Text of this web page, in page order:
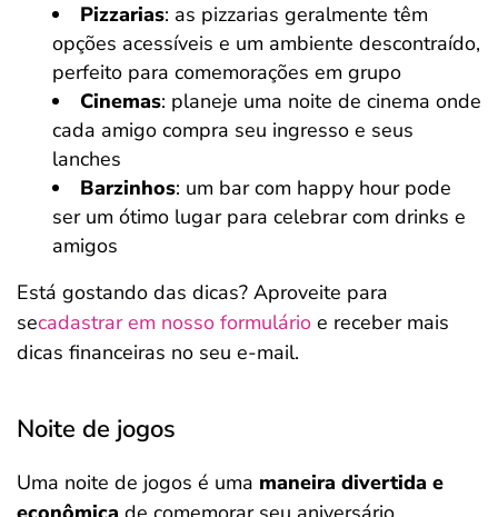
Pizzarias: as pizzarias geralmente têm
opções acessíveis e um ambiente descontraído,
perfeito para comemorações em grupo
Cinemas: planeje uma noite de cinema onde
cada amigo compra seu ingresso e seus
lanches
Barzinhos: um bar com happy hour pode
ser um ótimo lugar para celebrar com drinks e
amigos
Está gostando das dicas? Aproveite para
secadastrar em nosso formulário e receber mais
dicas financeiras no seu e-mail.
Noite de jogos
Uma noite de jogos é uma maneira divertida e